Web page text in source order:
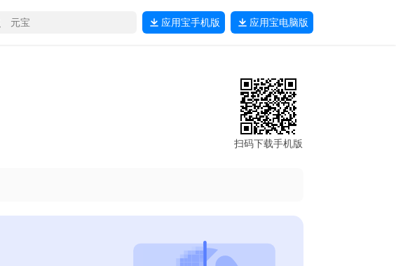
应用宝手机版 应用宝电脑版
扫码下载手机版